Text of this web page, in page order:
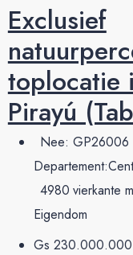
Exclusief
toplocatie
Pirayú
Nee: GP26006
Departement:
4980 vierkante
Eigendom
Gs 230.000.000